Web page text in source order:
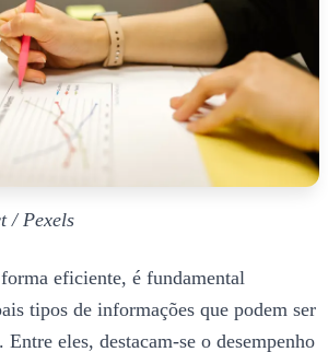
/ Pexels
eficiente, é fundamental
tipos de informações que podem ser
Entre eles, destacam-se o desempenho